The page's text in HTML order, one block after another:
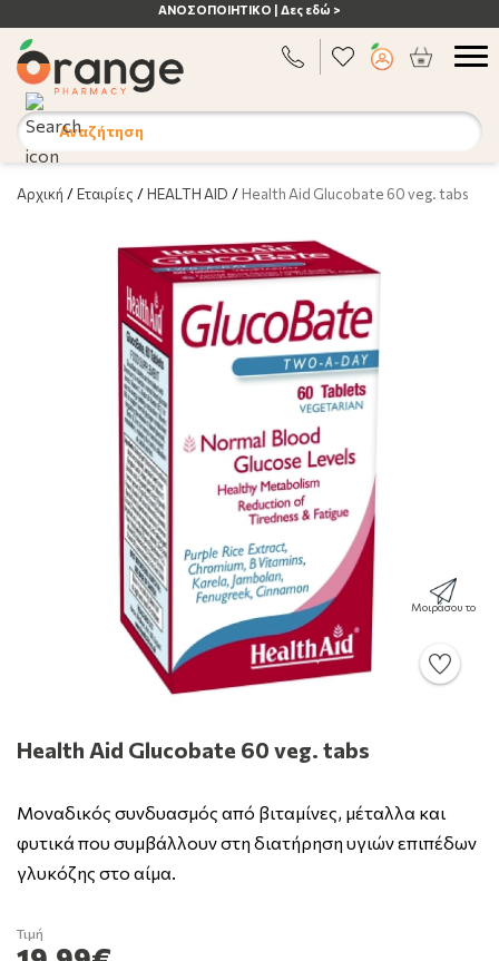
ΑΝΟΣΟΠΟΙΗΤΙΚΟ | Δες εδώ >
Αναζήτηση
Αρχική /Εταιρίες /HEALTH AID / Health Aid Glucobate 60 veg. tabs
Μοιράσου το
Health Aid Glucobate 60 veg. tabs
Μοναδικός συνδυασμός από βιταμίνες, μέταλλα και
φυτικά που συμβάλλουν στη διατήρηση υγιών επιπέδων
γλυκόζης στο αίμα.
Τιμή